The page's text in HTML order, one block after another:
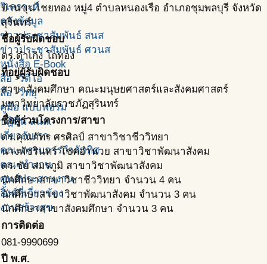
วิเคราะห์
คลังข้อมูล
ข่าวประชาสัมพันธ์ สนส
ข่าวประชาสัมพันธ์ ศวนส
หนังสือ E-Book
สื่อ -วีดีโอ
สื่อ -วิทยุ
คู่มือ แบบฟอร์ม
ปฎิทิน สนส.
เกี่ยวกับเรา
คณะกรรมการกำกับทิศ
คณะทำงาน
ศูนย์ประสานงาน
ลิ้งค์ที่เกี่ยวข้อง
งานสร้างสุข
บ้านขุนไชยทอง หมู่4 ตำบลหนองเรือ อำเภอชุมพลบุรี จังหวัด
สุรินทร์
ชื่อผู้รับผิดชอบ
ดร.ดำเกิง โถทอง
ที่อยู่ผู้รับผิดชอบ
สาขาสังคมศึกษา คณะมนุษยศาสตร์และสังคมศาสตร์
มหาวิทยาลัยราชภัฏสุรินทร์
ชื่อผู้ร่วมโครงการ/สาขา
ดร.คุณภัทร ศรศิลป์ สาขาวิชาชีววิทยา
นางพัชรินทร์ โชคอำนวย สาขาวิชาพัฒนาสังคม
ดร.ชัย สมรภูมิ สาขาวิชาพัฒนาสังคม
นักศึกษาสาขาวิชาชีววิทยา จำนวน 4 คน
นักศึกษาสาขาวิชาพัฒนาสังคม จำนวน 3 คน
นักศึกษาสาขาสังคมศึกษา จำนวน 3 คน
การติดต่อ
081-9990699
ปี พ.ศ.